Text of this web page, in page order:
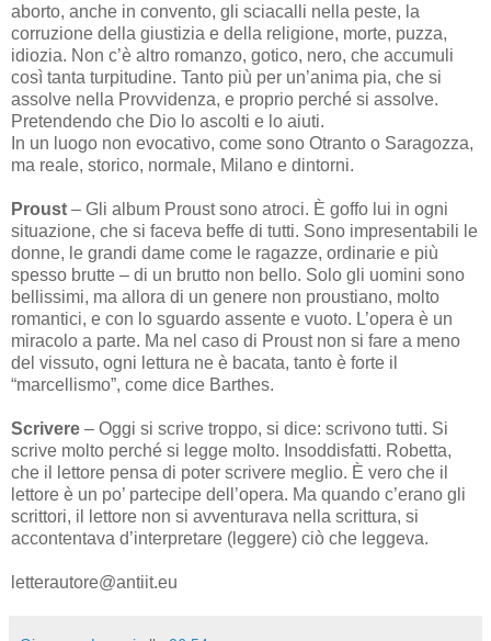
aborto, anche in convento, gli sciacalli nella peste, la
corruzione della giustizia e della religione, morte, puzza,
idiozia. Non c’è altro romanzo, gotico, nero, che accumuli
così tanta turpitudine. Tanto più per un’anima pia, che si
assolve nella Provvidenza, e proprio perché si assolve.
Pretendendo che Dio lo ascolti e lo aiuti.
In un luogo non evocativo, come sono Otranto o Saragozza,
ma reale, storico, normale, Milano e dintorni.
Proust – Gli album Proust sono atroci. È goffo lui in ogni
situazione, che si faceva beffe di tutti. Sono impresentabili le
donne, le grandi dame come le ragazze, ordinarie e più
spesso brutte – di un brutto non bello. Solo gli uomini sono
bellissimi, ma allora di un genere non proustiano, molto
romantici, e con lo sguardo assente e vuoto. L’opera è un
miracolo a parte. Ma nel caso di Proust non si fare a meno
del vissuto, ogni lettura ne è bacata, tanto è forte il
“marcellismo”, come dice Barthes.
Scrivere – Oggi si scrive troppo, si dice: scrivono tutti. Si
scrive molto perché si legge molto. Insoddisfatti. Robetta,
che il lettore pensa di poter scrivere meglio. È vero che il
lettore è un po’ partecipe dell’opera. Ma quando c’erano gli
scrittori, il lettore non si avventurava nella scrittura, si
accontentava d’interpretare (leggere) ciò che leggeva.
letterautore@antiit.eu